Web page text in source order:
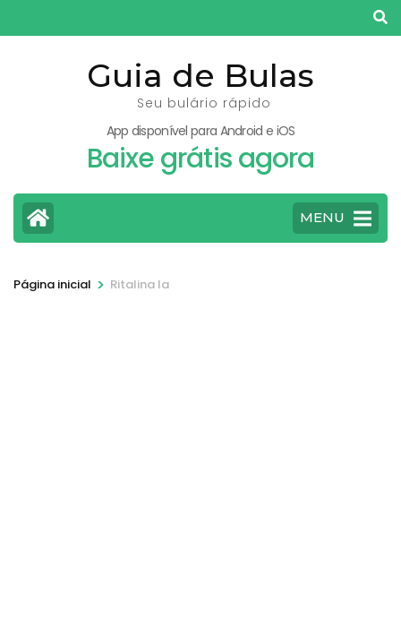
para
Guia de Bulas
Seu bulário rápido
App disponível para Android e iOS
Baixe grátis agora
MENU
Página inicial > Ritalina la